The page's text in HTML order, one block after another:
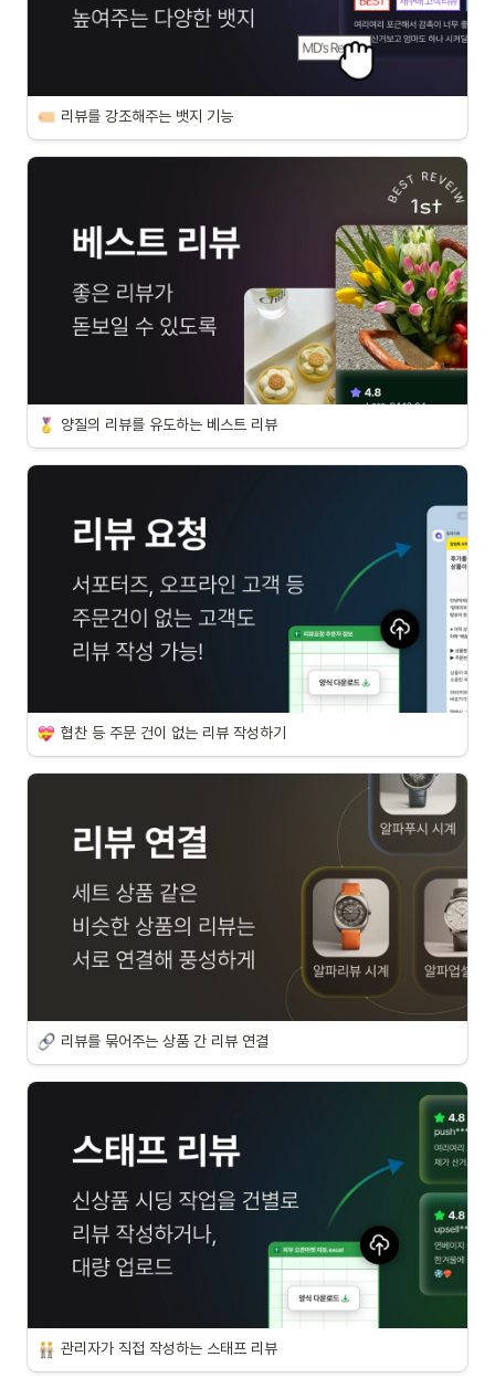
리뷰를 강조해주는 뱃지 기능
양질의 리뷰를 유도하는 베스트 리뷰
협찬 등 주문 건이 없는 리뷰 작성하기
리뷰를 묶어주는 상품 간 리뷰 연결
관리자가 직접 작성하는 스태프 리뷰